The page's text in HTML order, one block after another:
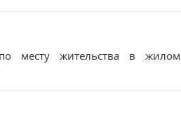
месту жительства в жилом